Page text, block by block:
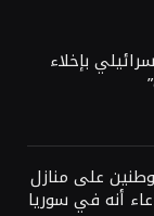
بإخلاء
على منازل
أنه في سوريا